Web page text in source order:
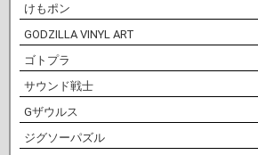
けもポン
GODZILLA VINYL ART
ゴトプラ
サウンド戦士
Gザウルス
ジグソーパズル